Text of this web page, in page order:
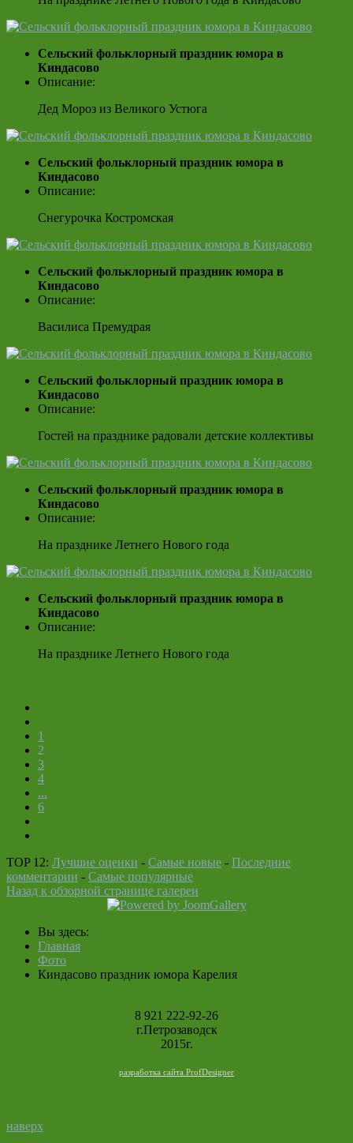
Сельский фольклорный праздник юмора в
Киндасово
Описание:
Дед Мороз из Великого Устюга
Сельский фольклорный праздник юмора в
Киндасово
Описание:
Снегурочка Костромская
Сельский фольклорный праздник юмора в
Киндасово
Описание:
Василиса Премудрая
Сельский фольклорный праздник юмора в
Киндасово
Описание:
Гостей на празднике радовали детские коллективы
Сельский фольклорный праздник юмора в
Киндасово
Описание:
На празднике Летнего Нового года
Сельский фольклорный праздник юмора в
Киндасово
Описание:
На празднике Летнего Нового года
1
2
3
4
...
6
TOP 12: Лучшие оценки - Самые новые - Последние
комментарии - Самые популярные
Назад к обзорной странице галереи
Вы здесь:
Главная
Фото
Киндасово праздник юмора Карелия
8 921 222-92-26
г.Петрозаводск
2015г.
разработка сайта ProfDesigner
наверх